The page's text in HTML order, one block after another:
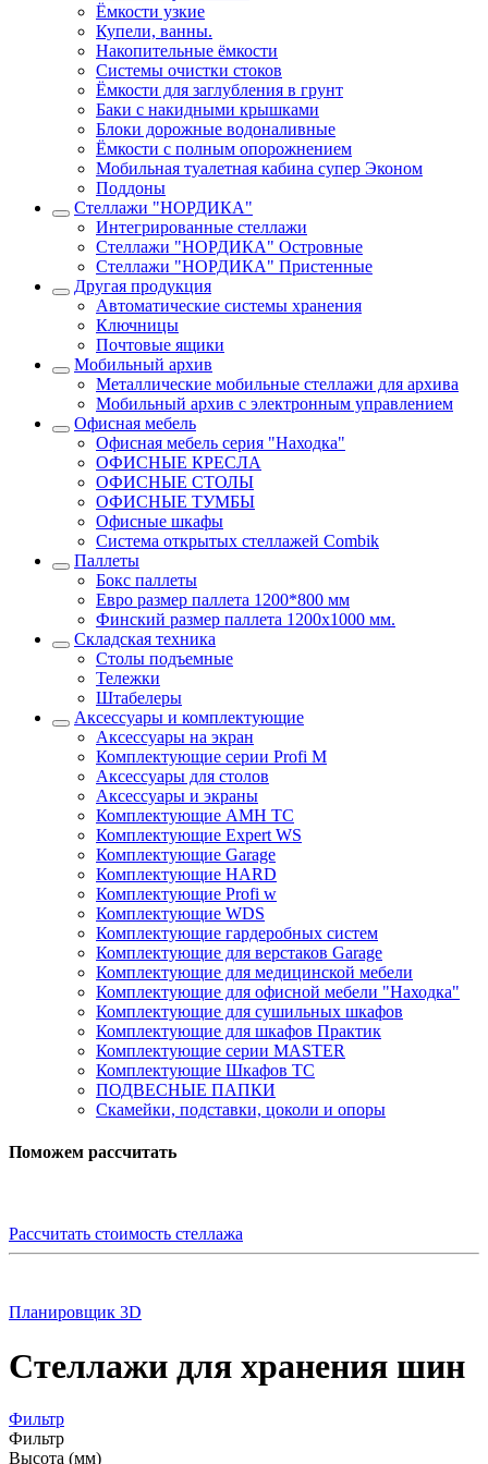
Ёмкости узкие
Купели, ванны.
Накопительные ёмкости
Системы очистки стоков
Ёмкости для заглубления в грунт
Баки с накидными крышками
Блоки дорожные водоналивные
Ёмкости с полным опорожнением
Мобильная туалетная кабина супер Эконом
Поддоны
Стеллажи "НОРДИКА"
Интегрированные стеллажи
Стеллажи "НОРДИКА" Островные
Стеллажи "НОРДИКА" Пристенные
Другая продукция
Автоматические системы хранения
Ключницы
Почтовые ящики
Мобильный архив
Металлические мобильные стеллажи для архива
Мобильный архив с электронным управлением
Офисная мебель
Офисная мебель серия "Находка"
ОФИСНЫЕ КРЕСЛА
ОФИСНЫЕ СТОЛЫ
ОФИСНЫЕ ТУМБЫ
Офисные шкафы
Система открытых стеллажей Combik
Паллеты
Бокс паллеты
Евро размер паллета 1200*800 мм
Финский размер паллета 1200х1000 мм.
Складская техника
Столы подъемные
Тележки
Штабелеры
Аксессуары и комплектующие
Аксессуары на экран
Комплектующие серии Profi M
Аксессуары для столов
Аксессуары и экраны
Комплектующие AMH TC
Комплектующие Expert WS
Комплектующие Garage
Комплектующие HARD
Комплектующие Profi w
Комплектующие WDS
Комплектующие гардеробных систем
Комплектующие для верстаков Garage
Комплектующие для медицинской мебели
Комплектующие для офисной мебели "Находка"
Комплектующие для сушильных шкафов
Комплектующие для шкафов Практик
Комплектующие серии MASTER
Комплектующие Шкафов ТС
ПОДВЕСНЫЕ ПАПКИ
Скамейки, подставки, цоколи и опоры
Поможем рассчитать
Рассчитать стоимость стеллажа
Планировщик 3D
Стеллажи для хранения шин
Фильтр
Фильтр
Высота (мм)